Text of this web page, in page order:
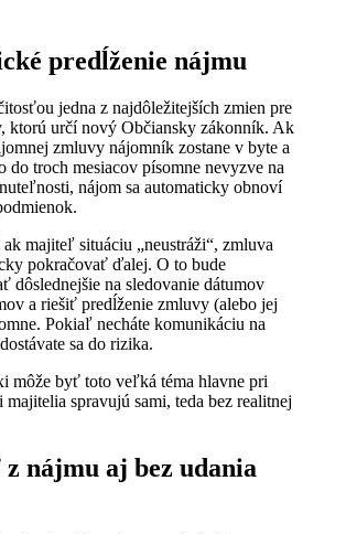
predĺženie nájmu
jedna z najdôležitejších zmien pre
ktorú určí nový Občiansky zákonník. Ak
zmluvy nájomník zostane v byte a
do troch mesiacov písomne nevyzve na
nájom sa automaticky obnoví
majiteľ situáciu „neustráži“, zmluva
pokračovať ďalej. O to bude
dôslednejšie na sledovanie dátumov
a riešiť predĺženie zmluvy (alebo jej
Pokiaľ necháte komunikáciu na
sa do rizika.
môže byť toto veľká téma hlavne pri
majitelia spravujú sami, teda bez realitnej
nájmu aj bez udania